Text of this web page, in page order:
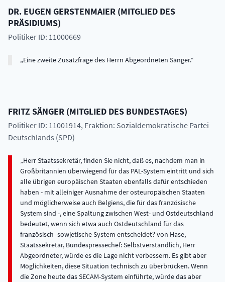
DR. EUGEN GERSTENMAIER (MITGLIED DES
PRÄSIDIUMS)
Politiker ID: 11000669
Eine zweite Zusatzfrage des Herrn Abgeordneten Sänger.
FRITZSÄNGER (MITGLIED DES BUNDESTAGES)
Politiker ID: 11001914, Fraktion: Sozialdemokratische Partei
Deutschlands (SPD)
Herr Staatssekretär, finden Sie nicht, daß es, nachdem man in
Großbritannien überwiegend für das PAL-System eintritt und sich
alle übrigen europäischen Staaten ebenfalls dafür entschieden
haben - mit alleiniger Ausnahme der osteuropäischen Staaten
und möglicherweise auch Belgiens, die für das französische
System sind -, eine Spaltung zwischen West- und Ostdeutschland
bedeutet, wenn sich etwa auch Ostdeutschland für das
französisch -sowjetische System entscheidet? von Hase,
Staatssekretär, Bundespressechef: Selbstverständlich, Herr
Abgeordneter, würde es die Lage nicht verbessern. Es gibt aber
Möglichkeiten, diese Situation technisch zu überbrücken. Wenn
die Zone heute das SECAM-System einführte, würde das aber